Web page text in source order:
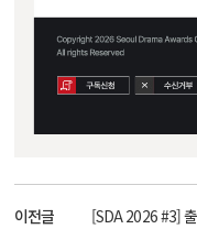
이전글 [SDA 2026 #3]